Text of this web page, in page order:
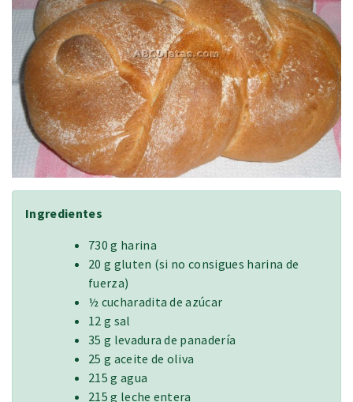
Ingredientes
730 g harina
20 g gluten (si no consigues harina de
fuerza)
½ cucharadita de azúcar
12 g sal
35 g levadura de panadería
25 g aceite de oliva
215 g agua
215 g leche entera